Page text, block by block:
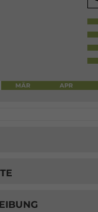
MÄR APR